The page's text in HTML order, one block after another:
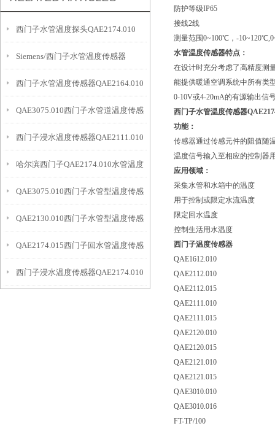
西门子水管温度探头QAE2174.010
Siemens/西门子水管温度传感器
QAE2164.015
西门子水管温度传感器QAE2164.010
QAE3075.010西门子水管道温度传感
器
西门子浸水温度传感器QAE2111.010​
现货供应
哈尔滨西门子QAE2174.010水管温度
传感器
QAE3075.010西门子水管型温度传感
器
QAE2130.010西门子水管型温度传感
器选型
QAE2174.015西门子回水管温度传感
器组成
西门子浸水温度传感器QAE2174.010
防护等级IP65
接线2线
测量范围0~100℃，-
水管温度传感器特点：
在设计时充分考虑了高精度测
能提供暖通空调系统中所有类
0-10V或4-20mA的有源输出信
西门子水管温度传感器
功能：
传感器通过传感元件的阻值随
温度信号输入至相应的控制器
应用领域：
采集水管和水箱中的温度
用于控制或限定水流温度
限定回水温度
控制生活用水温度
西门子温度传感器
QAE1612.010
QAE2112.010
QAE2112.015
QAE2111.010
QAE2111.015
QAE2120.010
QAE2120.015
QAE2121.010
QAE2121.015
QAE3010.010
QAE3010.016
FT-TP/100